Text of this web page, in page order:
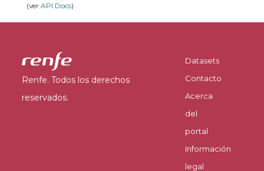
(ver API Docs).
Renfe. Todos los derechos
reservados.
Datasets
Contacto
Acerca
del
portal
Información
legal